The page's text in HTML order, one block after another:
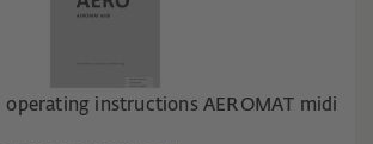
operating instructions AEROMAT midi